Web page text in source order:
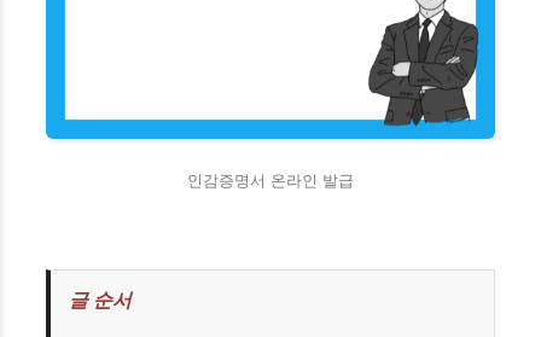
인감증명서 온라인 발급
글 순서